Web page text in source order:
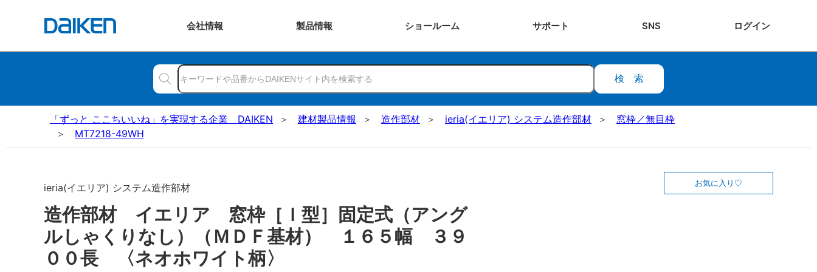
会社情報 製品情報 ショールーム サポート SNS ログイン
検索
「ずっと ここちいいね」を実現する企業 DAIKEN 建材製品情報 造作部材 ieria(イエリア) システム造作部材
窓枠／無目枠
MT7218-49WH
ieria(イエリア) システム造作部材
造作部材 イエリア 窓枠［Ｉ型］固定式（アング
ルしゃくりなし）（ＭＤＦ基材） １６５幅 ３９
００長 〈ネオホワイト柄〉
お気に入り